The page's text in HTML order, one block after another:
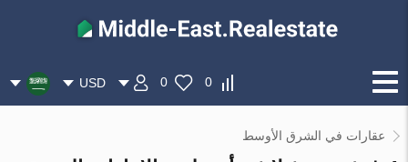
0
0
USD
عقارات في الشرق الأوسط